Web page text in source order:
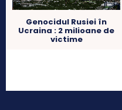
Genocidul Rusiei în
Ucraina : 2 milioane de
victime